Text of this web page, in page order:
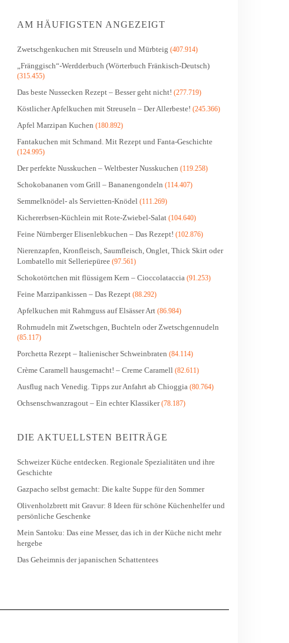
AM HÄUFIGSTEN ANGEZEIGT
Zwetschgenkuchen mit Streuseln und Mürbteig (407.914)
„Fränggisch“-Werdderbuch (Wörterbuch Fränkisch-Deutsch)
(315.455)
Das beste Nussecken Rezept – Besser geht nicht! (277.719)
Köstlicher Apfelkuchen mit Streuseln – Der Allerbeste! (245.366)
Apfel Marzipan Kuchen (180.892)
Fantakuchen mit Schmand. Mit Rezept und Fanta-Geschichte
(124.995)
Der perfekte Nusskuchen – Weltbester Nusskuchen (119.258)
Schokobananen vom Grill – Bananengondeln (114.407)
Semmelknödel- als Servietten-Knödel (111.269)
Kichererbsen-Küchlein mit Rote-Zwiebel-Salat (104.640)
Feine Nürnberger Elisenlebkuchen – Das Rezept! (102.876)
Nierenzapfen, Kronfleisch, Saumfleisch, Onglet, Thick Skirt oder
Lombatello mit Selleriepüree (97.561)
Schokotörtchen mit flüssigem Kern – Cioccolataccia (91.253)
Feine Marzipankissen – Das Rezept (88.292)
Apfelkuchen mit Rahmguss auf Elsässer Art (86.984)
Rohrnudeln mit Zwetschgen, Buchteln oder Zwetschgennudeln
(85.117)
Porchetta Rezept – Italienischer Schweinbraten (84.114)
Crème Caramell hausgemacht! – Creme Caramell (82.611)
Ausflug nach Venedig. Tipps zur Anfahrt ab Chioggia (80.764)
Ochsenschwanzragout – Ein echter Klassiker(78.187)
DIE AKTUELLSTEN BEITRÄGE
Schweizer Küche entdecken. Regionale Spezialitäten und ihre
Geschichte
Gazpacho selbst gemacht: Die kalte Suppe für den Sommer
Olivenholzbrett mit Gravur: 8 Ideen für schöne Küchenhelfer und
persönliche Geschenke
Mein Santoku: Das eine Messer, das ich in der Küche nicht mehr
hergebe
Das Geheimnis der japanischen Schattentees